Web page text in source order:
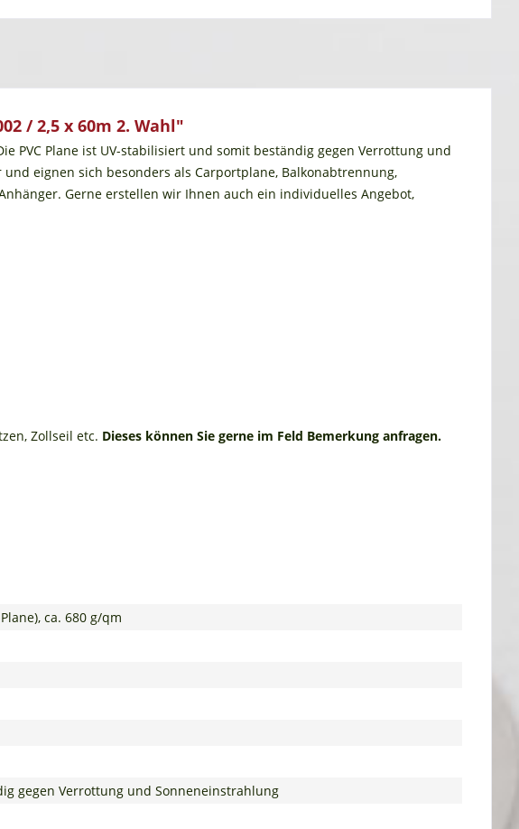
/ 2,5 x 60m 2. Wahl"
PVC Plane ist UV-stabilisiert und somit beständig gegen Verrottung und
eignen sich besonders als Carportplane, Balkonabtrennung,
Gerne erstellen wir Ihnen auch ein individuelles Angebot,
Zollseil etc. Dieses können Sie gerne im Feld Bemerkung anfragen.
ca. 680 g/qm
gegen Verrottung und Sonneneinstrahlung